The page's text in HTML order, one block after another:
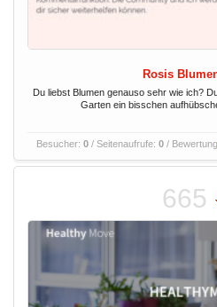
Rosis
Du liebst Blumen genauso sehr wie ich?
Garten ein bisschen
Besucher: 0/ Seitenaufrufe: 0/
665